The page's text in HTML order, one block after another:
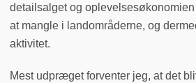
detailsalget og oplevelsesøkonomien
at mangle i landområderne, og
aktivitet.
Mest udpræget forventer jeg, at det